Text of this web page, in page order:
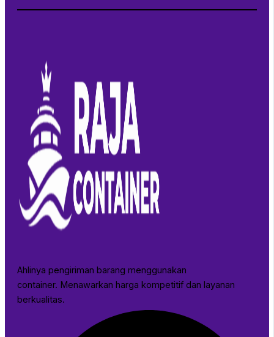
Ahlinya pengiriman barang menggunakan
container. Menawarkan harga kompetitif dan layanan
berkualitas.